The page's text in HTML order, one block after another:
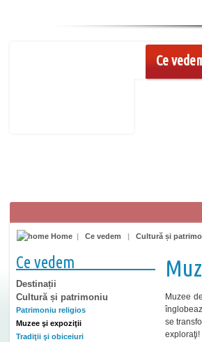
Ce
Home | Ce vedem | Cultură și
Ce vedem
Destinații
Cultură și patrimoniu
Patrimoniu religios
Muzee şi expoziţii
Tradiţii şi obiceiuri
Muzee
se
exploraţi!